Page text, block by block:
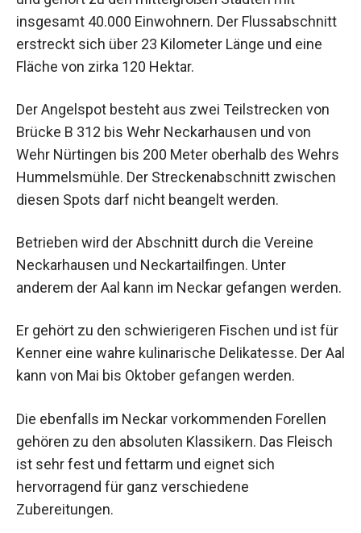
insgesamt 40.000 Einwohnern. Der Flussabschnitt
erstreckt sich über 23 Kilometer Länge und eine
Fläche von zirka 120 Hektar.
Der Angelspot besteht aus zwei Teilstrecken von
Brücke B 312 bis Wehr Neckarhausen und von
Wehr Nürtingen bis 200 Meter oberhalb des Wehrs
Hummelsmühle. Der Streckenabschnitt zwischen
diesen Spots darf nicht beangelt werden.
Betrieben wird der Abschnitt durch die Vereine
Neckarhausen und Neckartailfingen. Unter
anderem der Aal kann im Neckar gefangen werden.
Er gehört zu den schwierigeren Fischen und ist für
Kenner eine wahre kulinarische Delikatesse. Der Aal
kann von Mai bis Oktober gefangen werden.
Die ebenfalls im Neckar vorkommenden Forellen
gehören zu den absoluten Klassikern. Das Fleisch
ist sehr fest und fettarm und eignet sich
hervorragend für ganz verschiedene
Zubereitungen.